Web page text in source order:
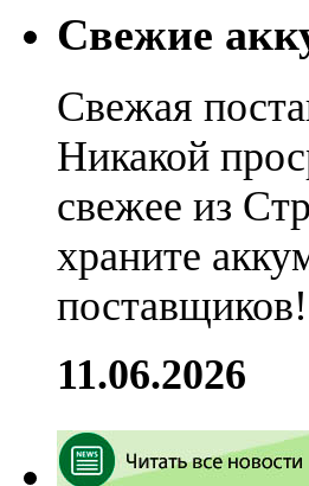
Свежие
Свежая
Никакой
свежее из
храните
поставщиков!
11.06.2026